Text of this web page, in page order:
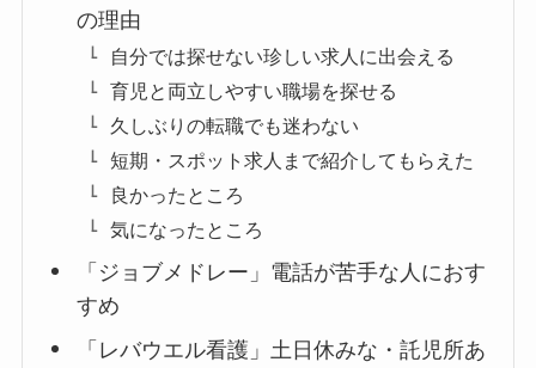
の理由
自分では探せない珍しい求人に出会える
育児と両立しやすい職場を探せる
久しぶりの転職でも迷わない
短期・スポット求人まで紹介してもらえた
良かったところ
気になったところ
「ジョブメドレー」電話が苦手な人におす
すめ
「レバウエル看護」土日休みな・託児所あ